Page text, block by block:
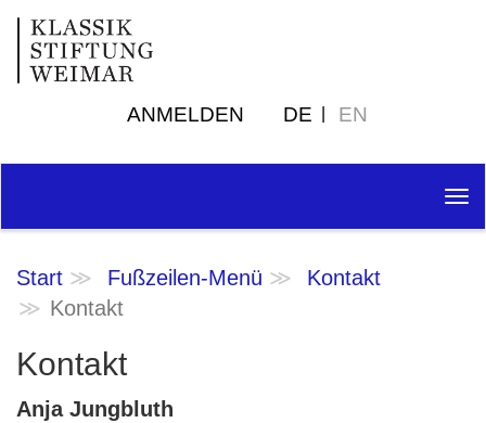
ANMELDEN DE EN
Start Fußzeilen-Menü
Kontakt
Kontakt
Kontakt
Anja Jungbluth